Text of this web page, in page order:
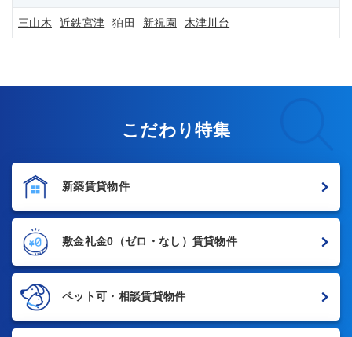
三山木 近鉄宮津 狛田 新祝園 木津川台
こだわり特集
新築賃貸物件
敷金礼金0 （ゼロ・なし）賃貸物件
ペット可・相談賃貸物件